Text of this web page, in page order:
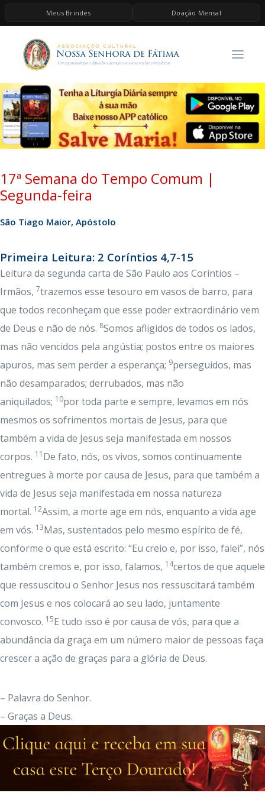
Meus Brindes Doação Mensal
HOME
A ASSOCIAÇÃO
CONTEÚDOS DE MARIA
ESPIRITUALIDADE
AS MELHORES MÚSICAS CATÓLICAS
BRINDES
QUERO DOAR
17ª Semana do Tempo Comum |
Segunda-feira
São Tiago Maior, Apóstolo
Primeira Leitura: 2 Coríntios 4,7-15
Leitura da segunda carta de São Paulo aos Coríntios –
Irmãos, 7trazemos esse tesouro em vasos de barro, para
que todos reconheçam que esse poder extraordinário vem
de Deus e não de nós. 8Somos afligidos de todos os lados,
mas não vencidos pela angústia; postos entre os maiores
apuros, mas sem perder a esperança; 9perseguidos, mas
não desamparados; derrubados, mas não
aniquilados; 10por toda parte e sempre, levamos em nós
mesmos os sofrimentos mortais de Jesus, para que
também a vida de Jesus seja manifestada em nossos
corpos. 11 De fato, nós, os vivos, somos continuamente
entregues à morte por causa de Jesus, para que também a
vida de Jesus seja manifestada em nossa natureza
mortal. 12Assim, a morte age em nós, enquanto a vida age
em vós. 13Mas, sustentados pelo mesmo espírito de fé,
conforme o que está escrito: “Eu creio e, por isso, falei”, nós
também cremos e, por isso, falamos, 14certos de que aquele
que ressuscitou o Senhor Jesus nos ressuscitará também
com Jesus e nos colocará ao seu lado, juntamente
convosco. 15E tudo isso é por causa de vós, para que a
abundância da graça em um número maior de pessoas faça
crescer a ação de graças para a glória de Deus.
– Palavra do Senhor.
– Graças a Deus.